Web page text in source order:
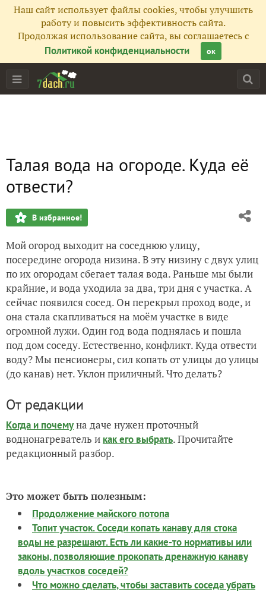
Наш сайт использует файлы cookies, чтобы улучшить
работу и повысить эффективность сайта.
Продолжая использование сайта, вы соглашаетесь с
Политикой конфиденциальности
ок
Талая вода на огороде. Куда её
отвести?
В избранное!
Мой огород выходит на соседнюю улицу,
посередине огорода низина. В эту низину с двух улиц
по их огородам сбегает талая вода. Раньше мы были
крайние, и вода уходила за два, три дня с участка. А
сейчас появился сосед. Он перекрыл проход воде, и
она стала скапливаться на моём участке в виде
огромной лужи. Один год вода поднялась и пошла
под дом соседу. Естественно, конфликт. Куда отвести
воду? Мы пенсионеры, сил копать от улицы до улицы
(до канав) нет. Уклон приличный. Что делать?
От редакции
Когда и почемуна даче нужен проточный
воднонагреватель и как его выбрать. Прочитайте
редакционный разбор.
Это может быть полезным:
Продолжение майского потопа
Топит участок. Соседи копать канаву для стока
воды не разрешают. Есть ли какие-то нормативы или
законы, позволяющие прокопать дренажную канаву
вдоль участков соседей?
Что можно сделать, чтобы заставить соседа убрать